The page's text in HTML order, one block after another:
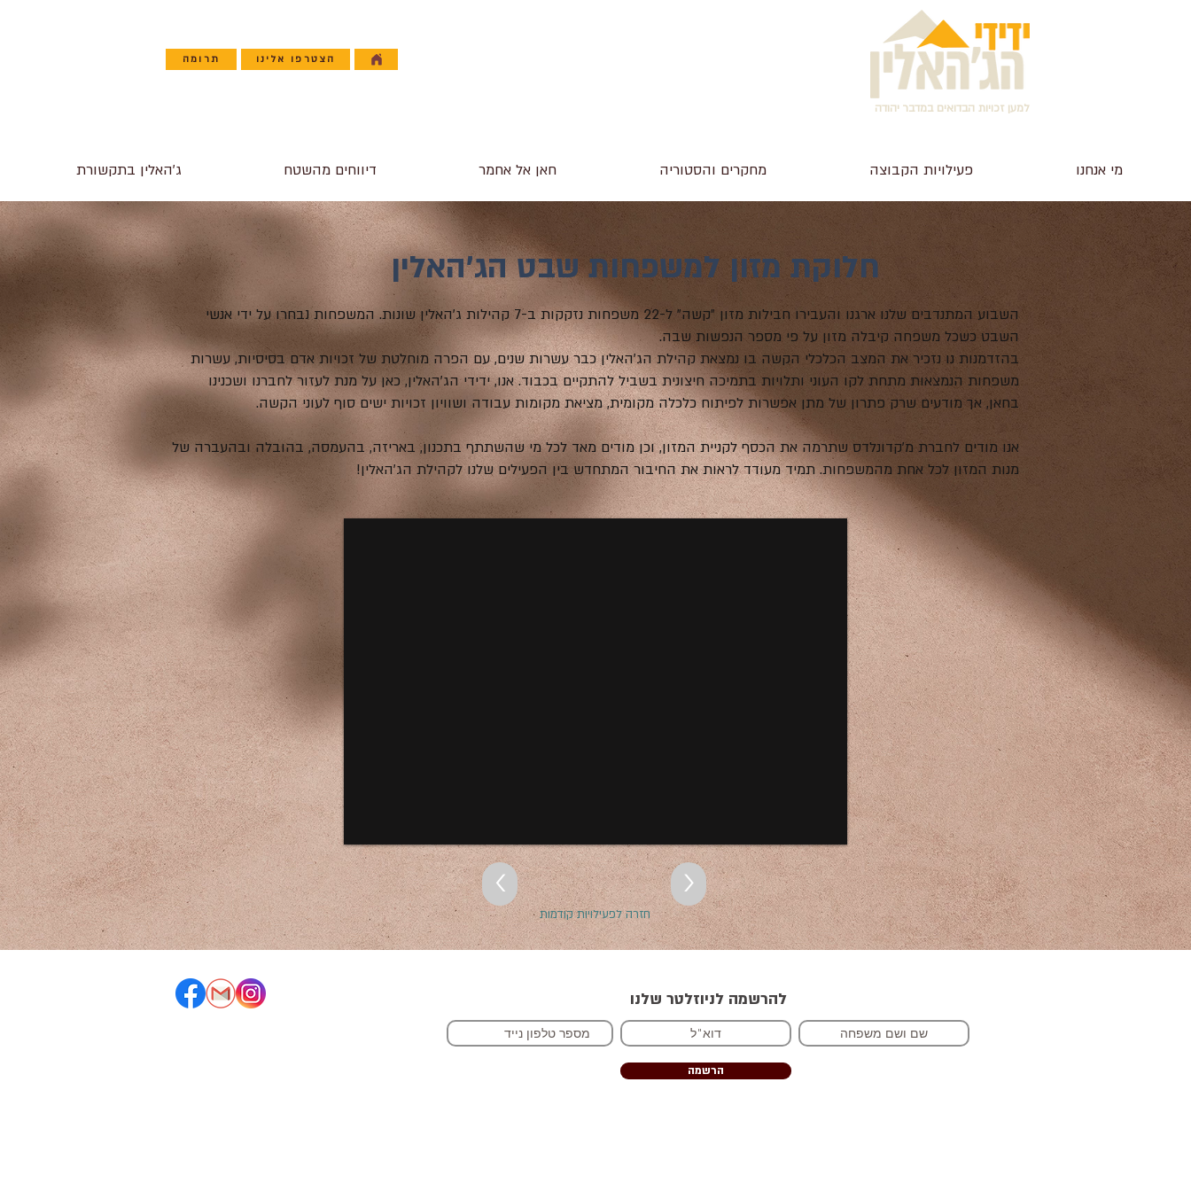
תרומה הצטרפו אלינו
למען זכויות הבדואים במדבר יהודה
מי אנחנו פעילויות הקבוצה מחקרים והסטוריה חאן אל אחמר דיווחים מהשטח ג'האלין בתקשורת
חלוקת מזון למשפחות שבט הג'האלין
השבוע המתנדבים שלנו ארגנו והעבירו חבילות מזון "קשה" ל-22 משפחות נזקקות ב-7 קהילות ג'האלין שונות. המשפחות נבחרו על ידי אנשי
השבט כשכל משפחה קיבלה מזון על פי מספר הנפשות שבה.
בהזדמנות נו נזכיר את המצב הכלכלי הקשה בו נמצאת קהילת הג'האלין כבר עשרות שנים, עם הפרה מוחלטת של זכויות אדם בסיסיות, עשרות
משפחות הנמצאות מתחת לקו העוני ותלויות בתמיכה חיצונית בשביל להתקיים בכבוד. אנו, ידידי הג'האלין, כאן על מנת לעזור לחברנו ושכנינו
בחאן, אך מודעים שרק פתרון של מתן אפשרות לפיתוח כלכלה מקומית, מציאת מקומות עבודה ושוויון זכויות ישים סוף לעוני הקשה.
אנו מודים לחברת מ'קדונלדס שתרמה את הכסף לקניית המזון, וכן מודים מאד לכל מי שהשתתף בתכנון, באריזה, בהעמסה, בהובלה ובהעברה של
מנות המזון לכל אחת מהמשפחות. תמיד מעודד לראות את החיבור המתחדש בין הפעילים שלנו לקהילת הג'האלין!
< >
חזרה לפעילויות קודמות
להרשמה לניוזלטר שלנו
הרשמה